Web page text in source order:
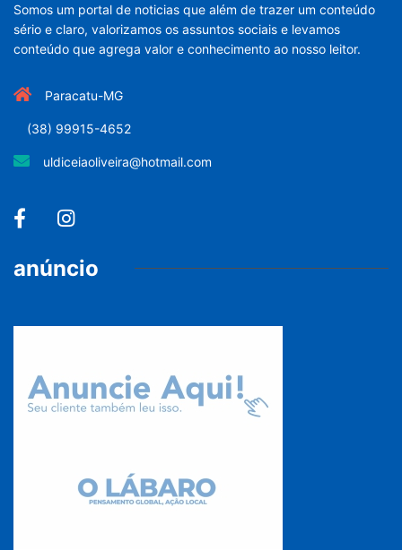
Somos um portal de noticias que além de trazer um conteúdo
sério e claro, valorizamos os assuntos sociais e levamos
conteúdo que agrega valor e conhecimento ao nosso leitor.
Paracatu-MG
(38) 99915-4652
uldiceiaoliveira@hotmail.com
anúncio